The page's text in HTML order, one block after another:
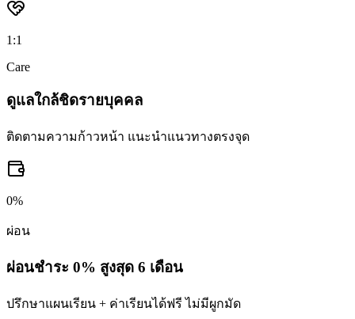
1:1
Care
ดูแลใกล้ชิดรายบุคคล
ติดตามความก้าวหน้า แนะนำแนวทางตรงจุด
0%
ผ่อน
ผ่อนชำระ 0% สูงสุด 6 เดือน
ปรึกษาแผนเรียน + ค่าเรียนได้ฟรี ไม่มีผูกมัด